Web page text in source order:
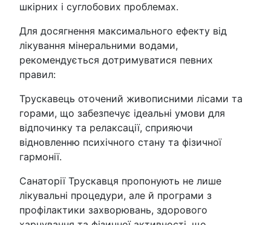
шкірних і суглобових проблемах.
Для досягнення максимального ефекту від
лікування мінеральними водами,
рекомендується дотримуватися певних
правил:
Трускавець оточений живописними лісами та
горами, що забезпечує ідеальні умови для
відпочинку та релаксації, сприяючи
відновленню психічного стану та фізичної
гармонії.
Санаторії Трускавця пропонують не лише
лікувальні процедури, але й програми з
профілактики захворювань, здорового